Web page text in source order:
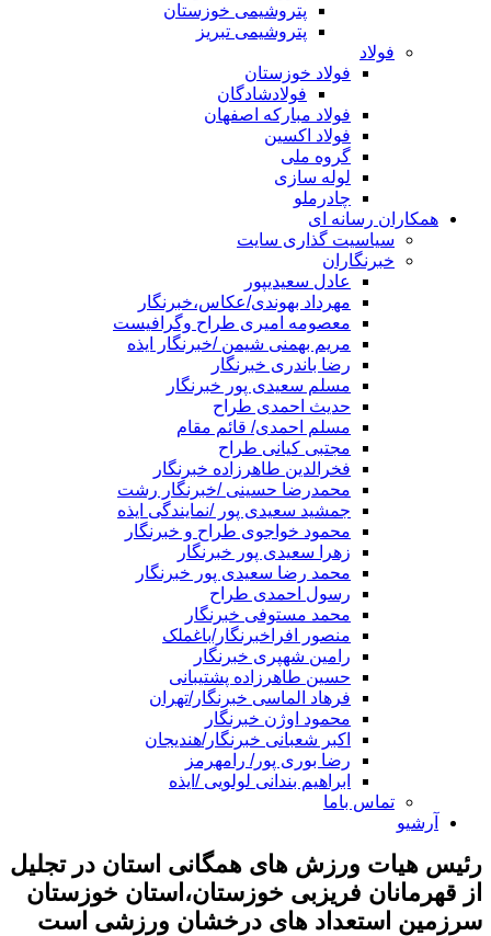
پتروشیمی خوزستان
پتروشیمی تبریز
فولاد
فولاد خوزستان
فولادشادگان
فولاد مبارکه اصفهان
فولاد اکسین
گروه ملی
لوله سازی
چادرملو
همکاران رسانه ای
سیاسیت گذاری سایت
خبرنگاران
عادل سعیدیپور
مهرداد بهوندی/عکاس،خبرنگار
معصومه امیری طراح وگرافیست
مریم بهمنی شیمن /خبرنگار ایذه
رضا باندری خبرنگار
مسلم سعیدی پور خبرنگار
حدیث احمدی طراح
مسلم احمدی/ قائم مقام
مجتبی کیانی طراح
فخرالدین طاهرزاده خبرنگار
محمدرضا حسینی /خبرنگار رشت
جمشید سعیدی پور /نمایندگی ایذه
محمود خواجوی طراح و خبرنگار
زهرا سعیدی پور خبرنگار
محمد رضا سعیدی پور خبرنگار
رسول احمدی طراح
محمد مستوفی خبرنگار
منصور افراخبرنگار/باغملک
رامین شهپری خبرنگار
حسین طاهرزاده پشتیبانی
فرهاد الماسی خبرنگار/تهران
محمود اوژن خبرنگار
اکبر شعبانی خبرنگار/هندیجان
رضا بوری پور/ رامهرمز
ابراهیم بندانی لولویی /ایذه
تماس باما
آرشیو
رئیس هیات ورزش های همگانی استان در تجلیل
از قهرمانان فریزبی خوزستان،استان خوزستان
سرزمین استعداد های درخشان ورزشی است